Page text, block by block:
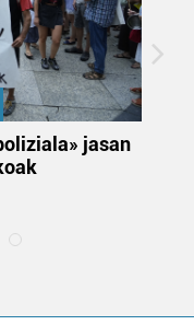
jasan